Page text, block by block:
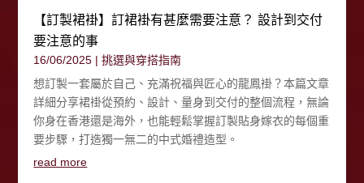
【訂製裙褂】訂裙褂有甚麼需要注意？ 設計到交付
要注意的事
16/06/2025 |挑選與穿搭指南
想訂製一套屬於自己、充滿祝福與匠心的龍鳳褂？本篇文章
詳細分享裙褂從預約、設計、量身到交付的整個流程，無論
你身在香港還是海外，也能輕鬆掌握訂製貼身嫁衣的每個重
要步驟，打造獨一無二的中式婚禮造型。
read more